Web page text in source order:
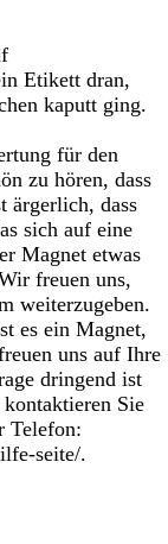
Etikett dran,
kaputt ging.
für den
zu hören, dass
ärgerlich, dass
sich auf eine
Magnet etwas
freuen uns,
weiterzugeben.
es ein Magnet,
uns auf Ihre
dringend ist
Sie
Telefon:
seite/.